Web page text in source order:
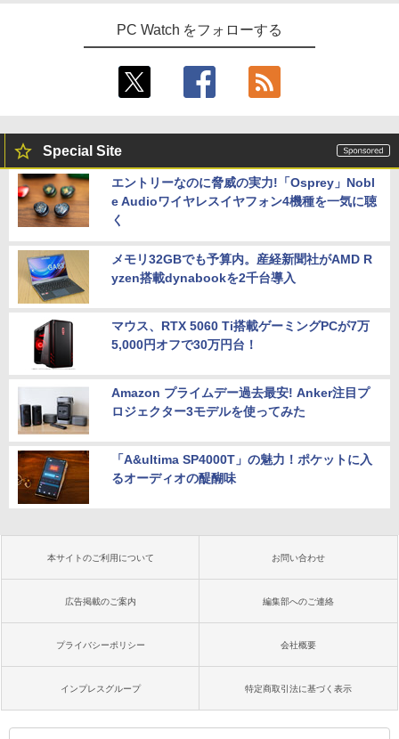
PC Watch をフォローする
Special Site
エントリーなのに脅威の実力!「Osprey」Nobl
e Audioワイヤレスイヤフォン4機種を一気に聴
く
メモリ32GBでも予算内。産経新聞社がAMD R
yzen搭載dynabookを2千台導入
マウス、RTX 5060 Ti搭載ゲーミングPCが7万
5,000円オフで30万円台！
Amazon プライムデー過去最安! Anker注目プ
ロジェクター3モデルを使ってみた
「A&ultima SP4000T」の魅力！ポケットに入
るオーディオの醍醐味
本サイトのご利用について お問い合わせ
広告掲載のご案内 編集部へのご連絡
プライバシーポリシー 会社概要
インプレスグループ 特定商取引法に基づく表示